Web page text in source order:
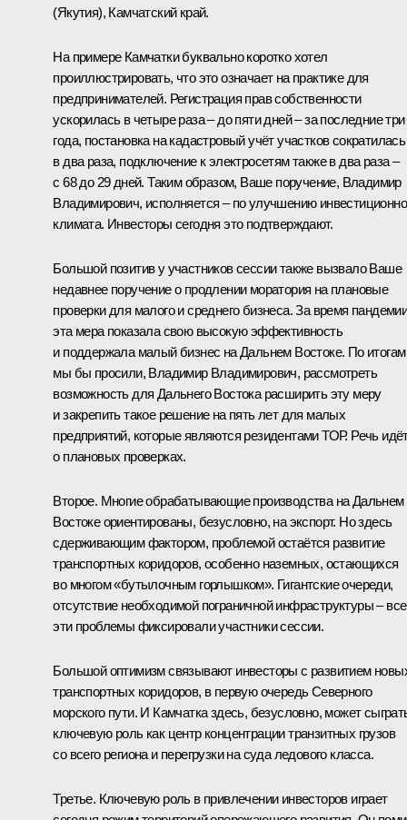
(Якутия), Камчатский край.
На примере Камчатки буквально коротко хотел
проиллюстрировать, что это означает на практике для
предпринимателей. Регистрация прав собственности
ускорилась в четыре раза – до пяти дней – за последние три
года, постановка на кадастровый учёт участков сократилась
в два раза, подключение к электросетям также в два раза –
с 68 до 29 дней. Таким образом, Ваше поручение, Владимир
Владимирович, исполняется – по улучшению
климата. Инвесторы сегодня это подтверждают.
Большой позитив у участников сессии также вызвало Ваше
недавнее поручение о продлении моратория на плановые
проверки для малого и среднего бизнеса. За время
эта мера показала свою высокую эффективность
и поддержала малый бизнес на Дальнем Востоке. По итогам
мы бы просили, Владимир Владимирович, рассмотреть
возможность для Дальнего Востока расширить эту меру
и закрепить такое решение на пять лет для малых
предприятий, которые являются резидентами ТОР. Речь
о плановых проверках.
Второе. Многие обрабатывающие производства на Дальнем
Востоке ориентированы, безусловно, на экспорт. Но здесь
сдерживающим фактором, проблемой остаётся развитие
транспортных коридоров, особенно наземных, остающихся
во многом «бутылочным горлышком». Гигантские очереди,
отсутствие необходимой пограничной инфраструктуры – все
эти проблемы фиксировали участники сессии.
Большой оптимизм связывают инвесторы с развитием
транспортных коридоров, в первую очередь Северного
морского пути. И Камчатка здесь, безусловно, может
ключевую роль как центр концентрации транзитных грузов
со всего региона и перегрузки на суда ледового класса.
Третье. Ключевую роль в привлечении инвесторов играет